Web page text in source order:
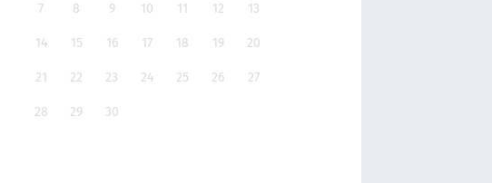
7 8 9 10 11 12 13
14 15 16 17 18 19 20
21 22 23 24 25 26 27
28 29 30